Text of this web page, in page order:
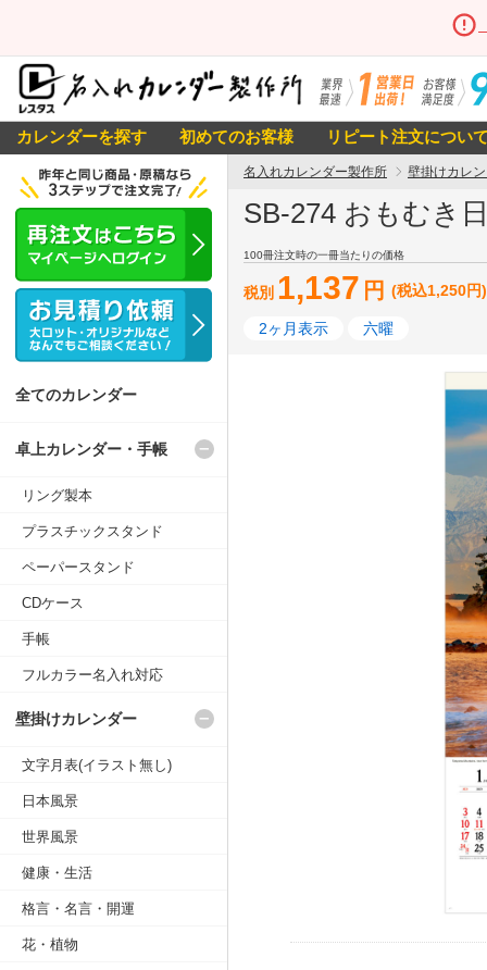
カレンダーを探す 初めてのお客様 リピート注文につい
名入れカレンダー製作所 壁掛けカレ
SB-274 おもむき
100冊注文時の一冊当たりの価格
税別 1,137 円 (税込1,250円)
2ヶ月表示 六曜
全てのカレンダー
卓上カレンダー・手帳
リング製本
プラスチックスタンド
ペーパースタンド
CDケース
手帳
フルカラー名入れ対応
壁掛けカレンダー
文字月表(イラスト無し)
日本風景
世界風景
健康・生活
格言・名言・開運
花・植物